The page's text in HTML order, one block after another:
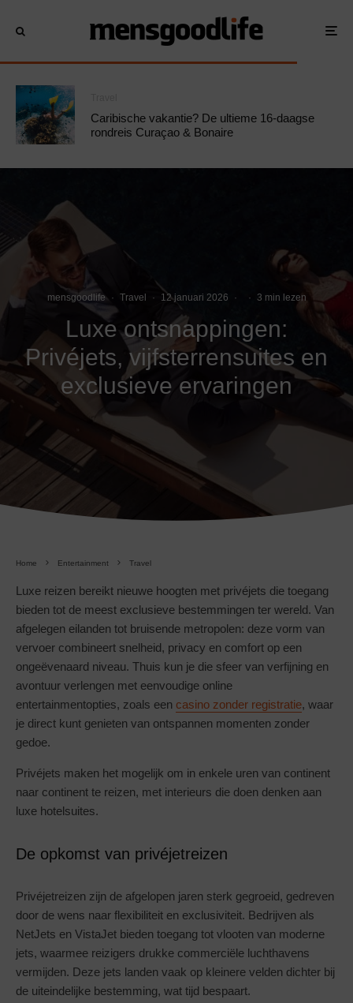
Caribische vakantie? De ultieme 16-daagse
rondreis Curaçao & Bonaire
mensgoodlife · Travel · 12 januari 2026 · · 3 min lezen
Luxe ontsnappingen:
Privéjets, vijfsterrensuites en
exclusieve ervaringen
Home Entertainment Travel
Luxe reizen bereikt nieuwe hoogten met privéjets die toegang
bieden tot de meest exclusieve bestemmingen ter wereld. Van
afgelegen eilanden tot bruisende metropolen: deze vorm van
vervoer combineert snelheid, privacy en comfort op een
ongeëvenaard niveau. Thuis kun je die sfeer van verfijning en
avontuur verlengen met eenvoudige online
entertainmentopties, zoals een casino zonder registratie, waar
je direct kunt genieten van ontspannen momenten zonder
gedoe.
Privéjets maken het mogelijk om in enkele uren van continent
naar continent te reizen, met interieurs die doen denken aan
luxe hotelsuites.
De opkomst van privéjetreizen
Privéjetreizen zijn de afgelopen jaren sterk gegroeid, gedreven
door de wens naar flexibiliteit en exclusiviteit. Bedrijven als
NetJets en VistaJet bieden toegang tot vlooten van moderne
jets, waarmee reizigers drukke commerciële luchthavens
vermijden. Deze jets landen vaak op kleinere velden dichter bij
de uiteindelijke bestemming, wat tijd bespaart.